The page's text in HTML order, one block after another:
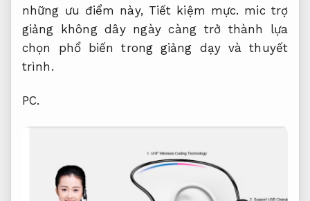
những ưu điểm này, Tiết kiệm mực. mic trợ
giảng không dây ngày càng trở thành lựa
chọn phổ biến trong giảng dạy và thuyết
trình.
PC.